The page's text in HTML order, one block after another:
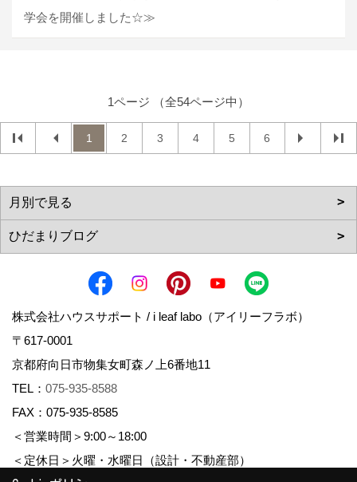
学会を開催しました☆≫
1ページ （全54ページ中）
1 2 3 4 5 6
株式会社ハウスサポート / i leaf labo（アイリーフラボ）
〒617-0001
京都府向日市物集女町森ノ上6番地11
TEL： 075-935-8588
FAX：075-935-8585
＜営業時間＞9:00～18:00
＜定休日＞火曜・水曜日（設計・不動産部）